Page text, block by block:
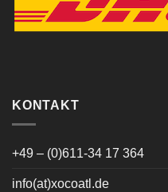
KONTAKT
+49 – (0)611-34 17 364
info(at)xocoatl.de